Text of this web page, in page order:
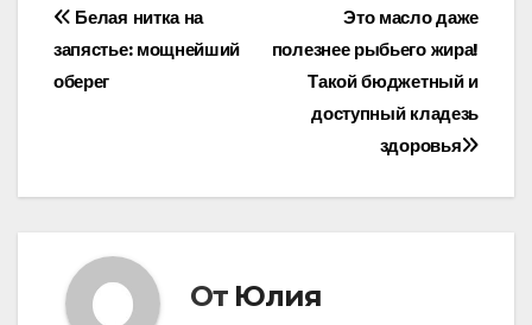
Навигация
по
Это масло даже
полезнее рыбьего жира!
Такой бюджетный и
доступный кладезь
здоровья
Белая нитка на
запястье: мощнейший
оберег
От Юлия